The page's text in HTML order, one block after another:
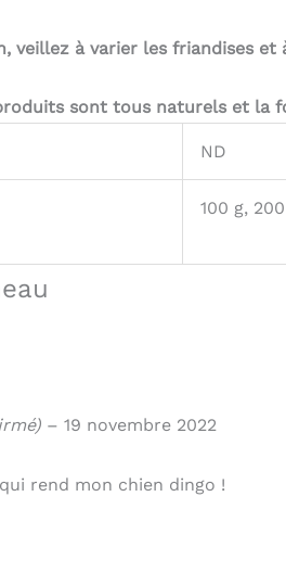
veillez à varier les friandises
sont tous naturels et la
ND
100 g,
– 19 novembre 2022
rend mon chien dingo !